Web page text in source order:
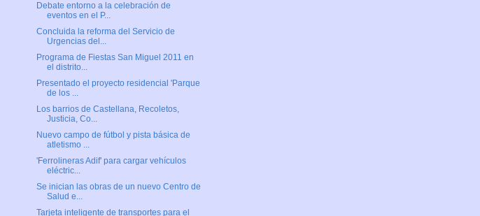
Debate entorno a la celebración de
eventos en el P...
Concluida la reforma del Servicio de
Urgencias del...
Programa de Fiestas San Miguel 2011 en
el distrito...
Presentado el proyecto residencial 'Parque
de los ...
Los barrios de Castellana, Recoletos,
Justicia, Co...
Nuevo campo de fútbol y pista básica de
atletismo ...
'Ferrolineras Adif' para cargar vehículos
eléctric...
Se inician las obras de un nuevo Centro de
Salud e...
Tarjeta inteligente de transportes para el